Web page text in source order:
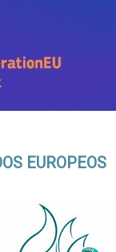
EUROPEOS